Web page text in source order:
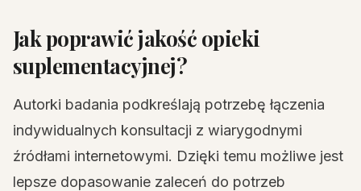
Jak poprawić jakość opieki
suplementacyjnej?
Autorki badania podkreślają potrzebę łączenia
indywidualnych konsultacji z wiarygodnymi
źródłami internetowymi. Dzięki temu możliwe jest
lepsze dopasowanie zaleceń do potrzeb